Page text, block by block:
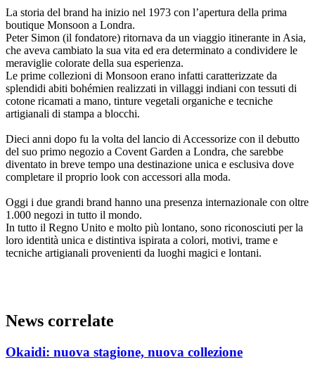
La storia del brand ha inizio nel 1973 con l’apertura della prima
boutique Monsoon a Londra.
Peter Simon (il fondatore) ritornava da un viaggio itinerante in Asia,
che aveva cambiato la sua vita ed era determinato a condividere le
meraviglie colorate della sua esperienza.
Le prime collezioni di Monsoon erano infatti caratterizzate da
splendidi abiti bohémien realizzati in villaggi indiani con tessuti di
cotone ricamati a mano, tinture vegetali organiche e tecniche
artigianali di stampa a blocchi.
Dieci anni dopo fu la volta del lancio di Accessorize con il debutto
del suo primo negozio a Covent Garden a Londra, che sarebbe
diventato in breve tempo una destinazione unica e esclusiva dove
completare il proprio look con accessori alla moda.
Oggi i due grandi brand hanno una presenza internazionale con oltre
1.000 negozi in tutto il mondo.
In tutto il Regno Unito e molto più lontano, sono riconosciuti per la
loro identità unica e distintiva ispirata a colori, motivi, trame e
tecniche artigianali provenienti da luoghi magici e lontani.
News correlate
Okaidi: nuova stagione, nuova collezione